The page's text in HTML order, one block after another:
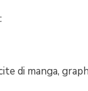
di manga,